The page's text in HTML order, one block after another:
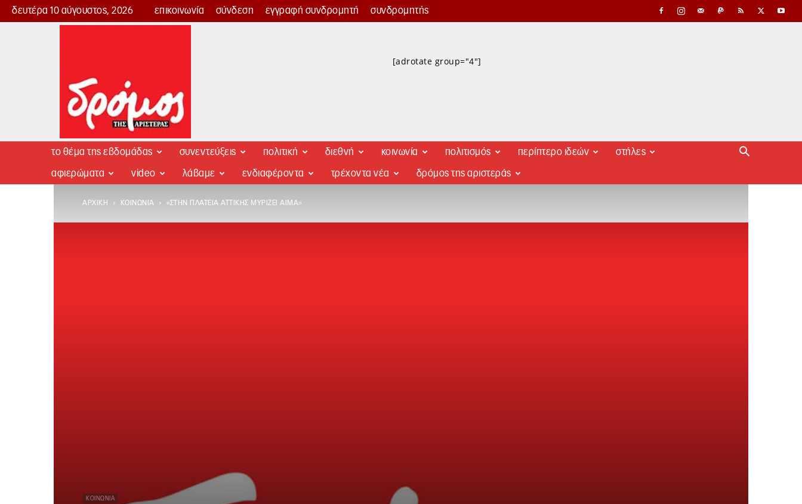
δευτέρα 10 αύγουστος, 2026 επικοινωνία σύνδεση εγγραφή συνδρομητή συνδρομητής
Δρόμος
[adrotate group="4"]
το θέμα της εβδομάδας συνεντεύξεις πολιτική διεθνή κοινωνία πολιτισμός περίπτερο ιδεών στήλες
αφιερώματα video λάβαμε ενδιαφέροντα τρέχοντα νέα δρόμος της αριστεράς
ΑΡΧΙΚΉ ΚΟΙΝΩΝΊΑ «ΣΤΗΝ ΠΛΑΤΕΊΑ ΑΤΤΙΚΉΣ ΜΥΡΊΖΕΙ ΑΊΜΑ»
ΚΟΙΝΩΝΊΑ